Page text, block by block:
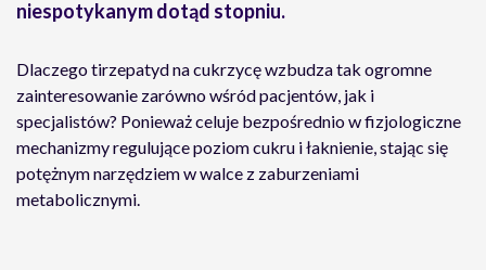
niespotykanym dotąd stopniu.
Dlaczego tirzepatyd na cukrzycę wzbudza tak ogromne
zainteresowanie zarówno wśród pacjentów, jak i
specjalistów? Ponieważ celuje bezpośrednio w fizjologiczne
mechanizmy regulujące poziom cukru i łaknienie, stając się
potężnym narzędziem w walce z zaburzeniami
metabolicznymi.